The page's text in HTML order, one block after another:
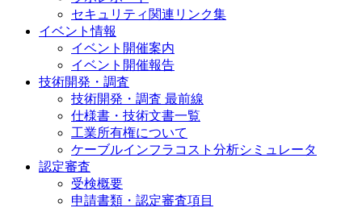
セキュリティ関連リンク集
イベント情報
イベント開催案内
イベント開催報告
技術開発・調査
技術開発・調査 最前線
仕様書・技術文書一覧
工業所有権について
ケーブルインフラコスト分析シミュレータ
認定審査
受検概要
申請書類・認定審査項目